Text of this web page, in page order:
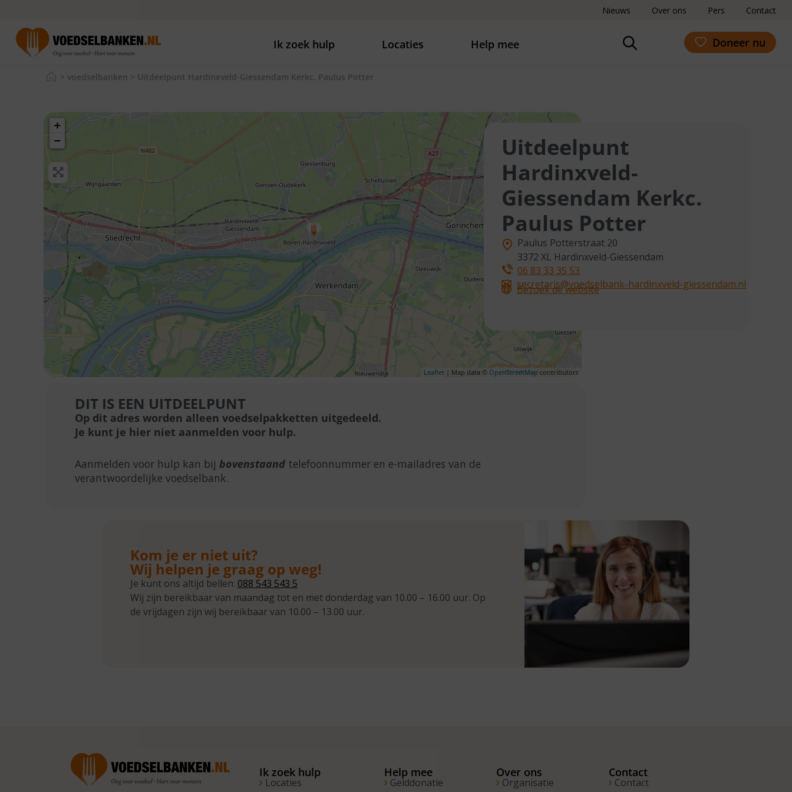
Nieuws Over ons Pers Contact
Ik zoek hulp Locaties Help mee Doneer nu
> voedselbanken > Uitdeelpunt Hardinxveld-Giessendam Kerkc. Paulus Potter
+
−
Leaflet | Map data © OpenStreetMap contributors
Uitdeelpunt
Hardinxveld-
Giessendam Kerkc.
Paulus Potter
Paulus Potterstraat 20
3372 XL Hardinxveld-Giessendam
06 83 33 35 53
secretaris@voedselbank-hardinxveld-giessendam.nl
Bezoek de website
DIT IS EEN UITDEELPUNT
Op dit adres worden alleen voedselpakketten uitgedeeld.
Je kunt je hier niet aanmelden voor hulp.
Aanmelden voor hulp kan bij bovenstaand telefoonnummer en e-mailadres van de
verantwoordelijke voedselbank.
Kom je er niet uit?
Wij helpen je graag op weg!
Je kunt ons altijd bellen: 088 543 543 5
Wij zijn bereikbaar van maandag tot en met donderdag van 10.00 – 16.00 uur. Op
de vrijdagen zijn wij bereikbaar van 10.00 – 13.00 uur.
Ik zoek hulp
Locaties
Help mee
Gelddonatie
Over ons
Organisatie
Contact
Contact